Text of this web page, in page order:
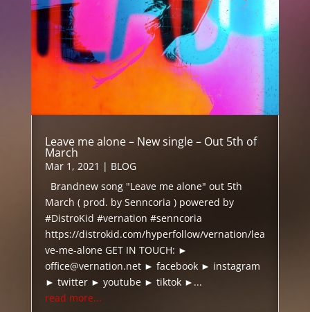
Leave me alone – New single – Out 5th of
March
Mar 1, 2021 | BLOG
Brandnew song "Leave me alone" out 5th
March ( prod. by Senncoria ) powered by
#DistroKid #vernation #senncoria
https://distrokid.com/hyperfollow/vernation/lea
ve-me-alone GET IN TOUCH: ►
office@vernation.net ► facebook ► instagram
► twitter ► youtube ► tiktok ►...
read more...